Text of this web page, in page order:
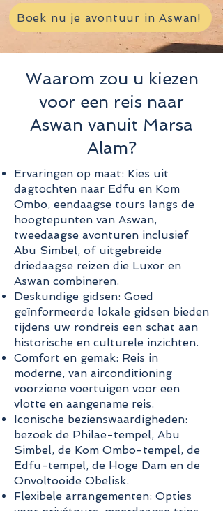
Boek nu je avontuur in Aswan!
Waarom zou u kiezen
voor een reis naar
Aswan vanuit Marsa
Alam?
Ervaringen op maat: Kies uit
dagtochten naar Edfu en Kom
Ombo, eendaagse tours langs de
hoogtepunten van Aswan,
tweedaagse avonturen inclusief
Abu Simbel, of uitgebreide
driedaagse reizen die Luxor en
Aswan combineren.
Deskundige gidsen: Goed
geïnformeerde lokale gidsen bieden
tijdens uw rondreis een schat aan
historische en culturele inzichten.
Comfort en gemak: Reis in
moderne, van airconditioning
voorziene voertuigen voor een
vlotte en aangename reis.
Iconische bezienswaardigheden:
bezoek de Philae-tempel, Abu
Simbel, de Kom Ombo-tempel, de
Edfu-tempel, de Hoge Dam en de
Onvoltooide Obelisk.
Flexibele arrangementen: Opties